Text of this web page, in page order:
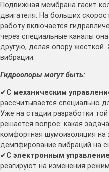
Подвижная мембрана гасит
двигателя. На больших
работу включается
через специальные каналы
другую, делая опору
вибрации.
Гидроопоры могут быть:
✔С механическим
рассчитывается специально
Уже на стадии разработки
решается вопрос: какая
комфортная шумоизоляция
демпфирование вибраций на
✔С электронным
реагируют на изменения